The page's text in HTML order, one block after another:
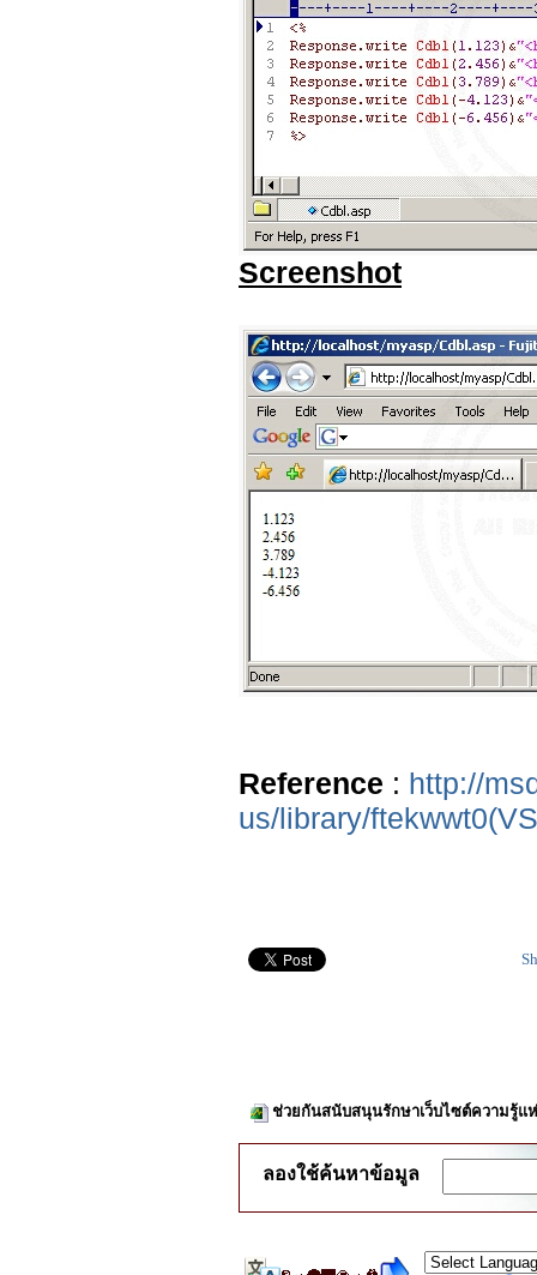
Screenshot
Reference : http://
us/library/
ช่วยกันสนับสนุนรักษาเว็บไซต์ความรู้แ
ลองใช้ค้นหาข้อมูล